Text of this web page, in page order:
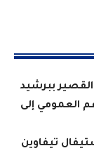
ببرشيد
العمومي إلى
تيفاوين